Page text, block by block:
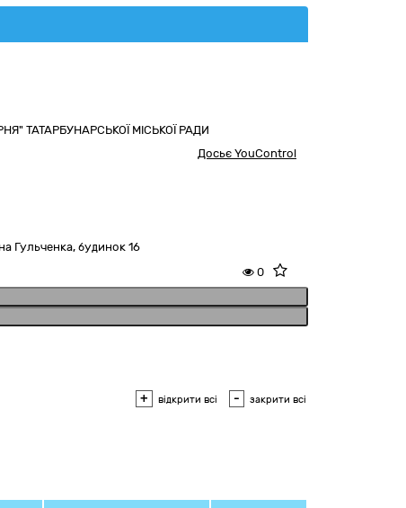
ТАТАРБУНАРСЬКОЇ МІСЬКОЇ РАДИ
Досьє YouControl
Гульченка, будинок 16
0
+ відкрити всі - закрити всі